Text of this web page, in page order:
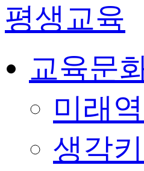
평생교육
교육문
미래
생각